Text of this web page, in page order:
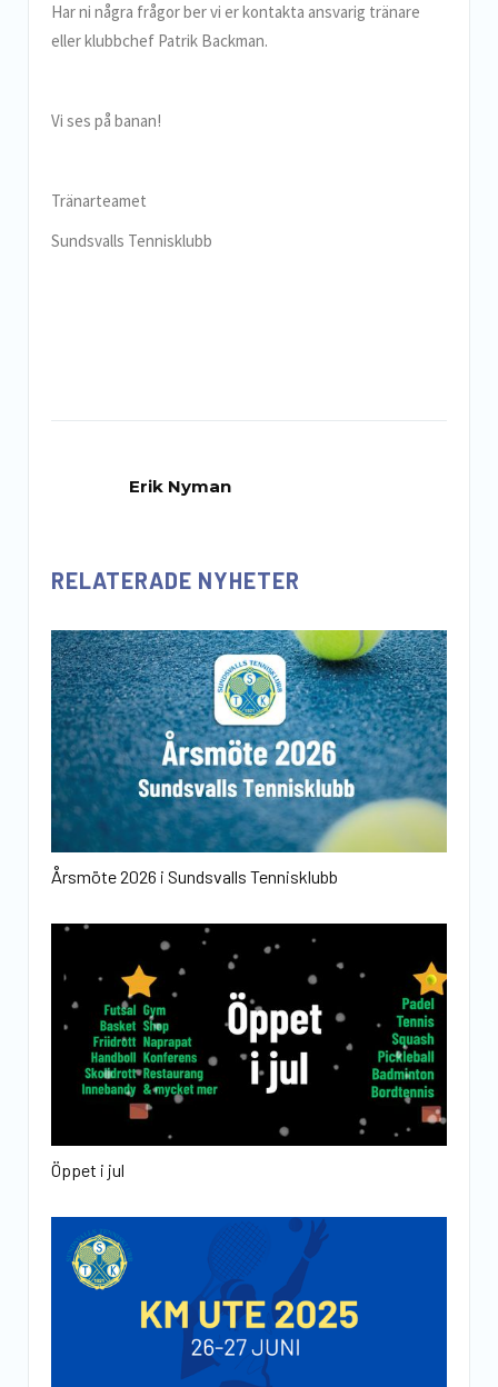
Har ni några frågor ber vi er kontakta ansvarig tränare
eller klubbchef Patrik Backman.
Vi ses på banan!
Tränarteamet
Sundsvalls Tennisklubb
Erik Nyman
RELATERADE NYHETER
Årsmöte 2026 i Sundsvalls Tennisklubb
Öppet i jul